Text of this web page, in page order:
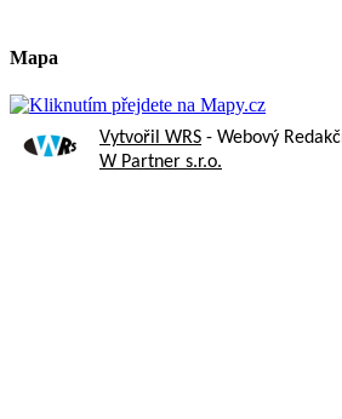
Mapa
Vytvořil WRS - Webový
W Partner s.r.o.